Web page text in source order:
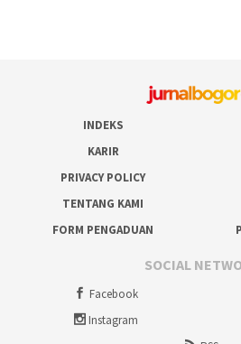
INDEKS
KARIR
PRIVACY POLICY
TENTANG KAMI
FORM PENGADUAN
SOCIAL
Facebook
Instagram